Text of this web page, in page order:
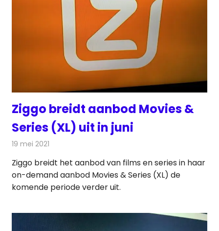
Ziggo breidt aanbod Movies &
Series (XL) uit in juni
19 mei 2021
Ziggo breidt het aanbod van films en series in haar
on-demand aanbod Movies & Series (XL) de
komende periode verder uit.